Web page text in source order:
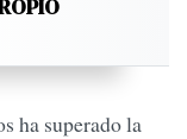
ha superado la